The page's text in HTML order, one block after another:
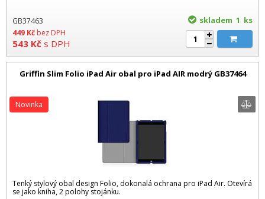
skladem 1 ks
GB37463
449 Kč bez DPH
543 Kč s DPH
Griffin Slim Folio iPad Air obal pro iPad AIR modrý GB37464
Tenký stylový obal design Folio, dokonalá ochrana pro iPad Air. Otevírá
se jako kniha, 2 polohy stojánku.
Novinka